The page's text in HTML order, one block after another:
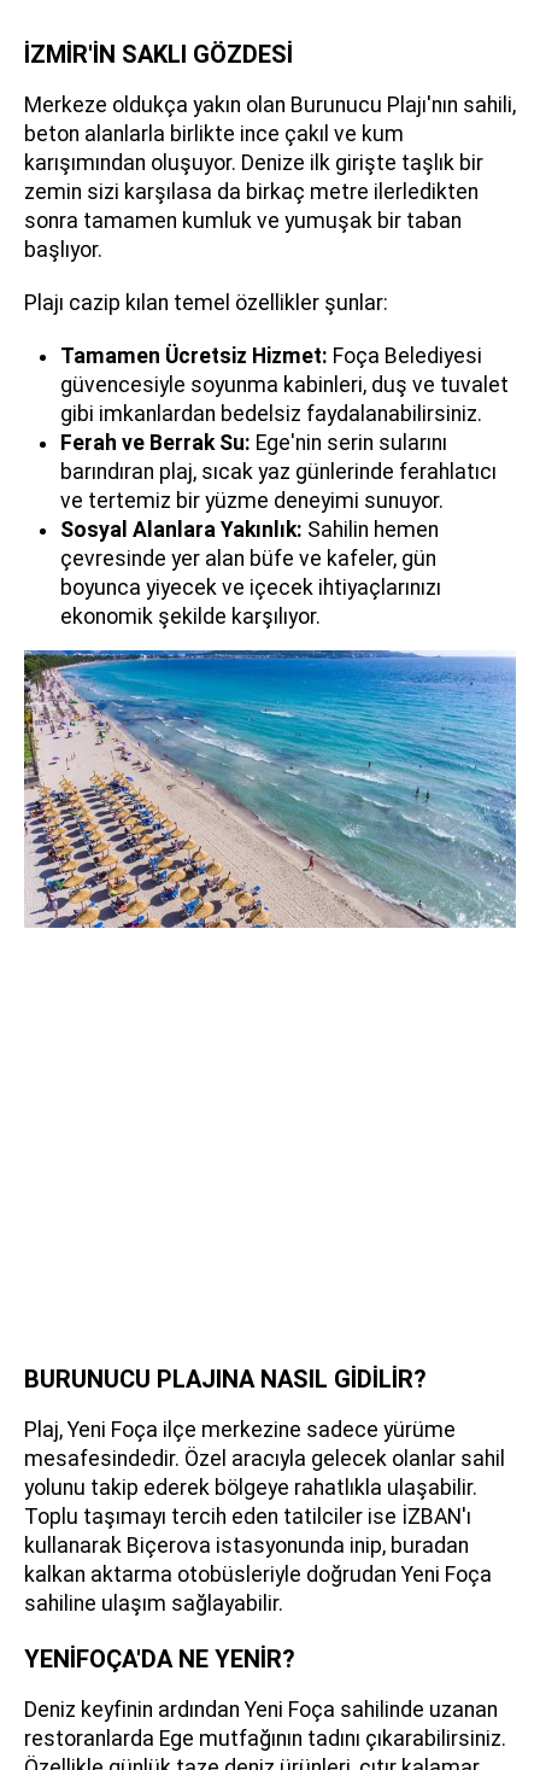
İZMİR'İN SAKLI GÖZDESİ
Merkeze oldukça yakın olan Burunucu Plajı'nın sahili,
beton alanlarla birlikte ince çakıl ve kum
karışımından oluşuyor. Denize ilk girişte taşlık bir
zemin sizi karşılasa da birkaç metre ilerledikten
sonra tamamen kumluk ve yumuşak bir taban
başlıyor.
Plajı cazip kılan temel özellikler şunlar:
Tamamen Ücretsiz Hizmet: Foça Belediyesi
güvencesiyle soyunma kabinleri, duş ve tuvalet
gibi imkanlardan bedelsiz faydalanabilirsiniz.
Ferah ve Berrak Su: Ege'nin serin sularını
barındıran plaj, sıcak yaz günlerinde ferahlatıcı
ve tertemiz bir yüzme deneyimi sunuyor.
Sosyal Alanlara Yakınlık: Sahilin hemen
çevresinde yer alan büfe ve kafeler, gün
boyunca yiyecek ve içecek ihtiyaçlarınızı
ekonomik şekilde karşılıyor.
BURUNUCU PLAJINA NASIL GİDİLİR?
Plaj, Yeni Foça ilçe merkezine sadece yürüme
mesafesindedir. Özel aracıyla gelecek olanlar sahil
yolunu takip ederek bölgeye rahatlıkla ulaşabilir.
Toplu taşımayı tercih eden tatilciler ise İZBAN'ı
kullanarak Biçerova istasyonunda inip, buradan
kalkan aktarma otobüsleriyle doğrudan Yeni Foça
sahiline ulaşım sağlayabilir.
YENİFOÇA'DA NE YENİR?
Deniz keyfinin ardından Yeni Foça sahilinde uzanan
restoranlarda Ege mutfağının tadını çıkarabilirsiniz.